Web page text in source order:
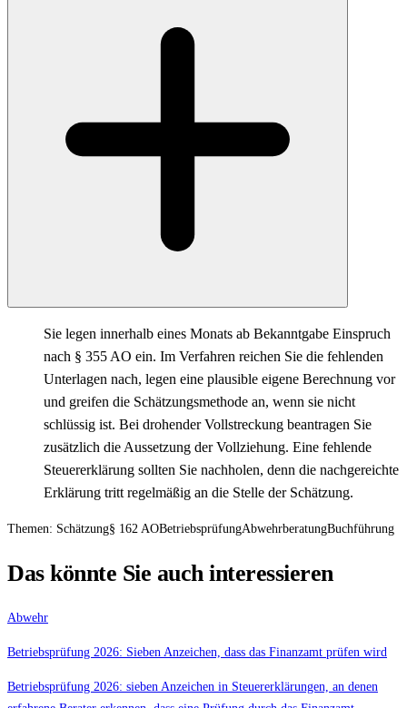
Sie legen innerhalb eines Monats ab Bekanntgabe Einspruch
nach § 355 AO ein. Im Verfahren reichen Sie die fehlenden
Unterlagen nach, legen eine plausible eigene Berechnung vor
und greifen die Schätzungsmethode an, wenn sie nicht
schlüssig ist. Bei drohender Vollstreckung beantragen Sie
zusätzlich die Aussetzung der Vollziehung. Eine fehlende
Steuererklärung sollten Sie nachholen, denn die nachgereichte
Erklärung tritt regelmäßig an die Stelle der Schätzung.
Themen: Schätzung§ 162 AOBetriebsprüfungAbwehrberatungBuchführung
Das könnte Sie auch interessieren
Abwehr
Betriebsprüfung 2026: Sieben Anzeichen, dass das Finanzamt prüfen wird
Betriebsprüfung 2026: sieben Anzeichen in Steuererklärungen, an denen